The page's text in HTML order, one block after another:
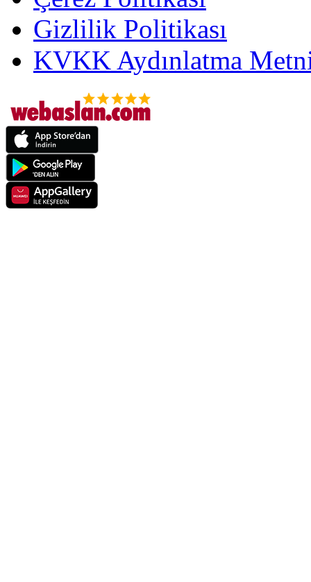
Gizlilik Politikası
KVKK Aydınlatma